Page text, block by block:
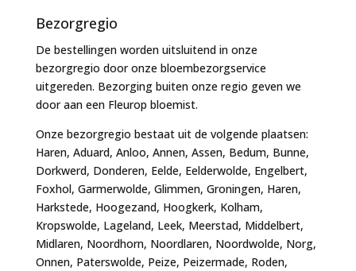
Bezorgregio
De bestellingen worden uitsluitend in onze
bezorgregio door onze bloembezorgservice
uitgereden. Bezorging buiten onze regio geven we
door aan een Fleurop bloemist.
Onze bezorgregio bestaat uit de volgende plaatsen:
Haren, Aduard, Anloo, Annen, Assen, Bedum, Bunne,
Dorkwerd, Donderen, Eelde, Eelderwolde, Engelbert,
Foxhol, Garmerwolde, Glimmen, Groningen, Haren,
Harkstede, Hoogezand, Hoogkerk, Kolham,
Kropswolde, Lageland, Leek, Meerstad, Middelbert,
Midlaren, Noordhorn, Noordlaren, Noordwolde, Norg,
Onnen, Paterswolde, Peize, Peizermade, Roden,